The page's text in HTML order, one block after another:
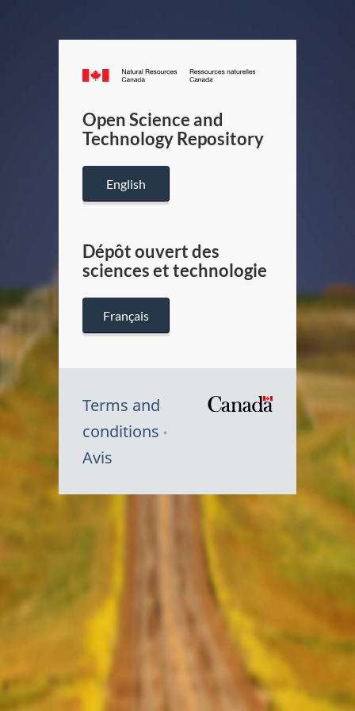
Canada.ca
/
Canada
Open Science and
Technology Repository
English
Dépôt ouvert des
sciences et technologie
Français
Terms and
conditions
Avis
Symbole
Canada